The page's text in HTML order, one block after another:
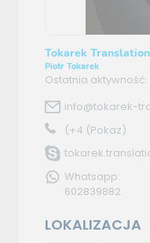
Tokarek
Piotr Tokarek
Ostatnia aktywność:
info@tokarek-
(+4 (Pokaż)
Whatsapp:
602839882
LOKALIZACJA